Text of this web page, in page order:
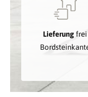
Lieferung frei